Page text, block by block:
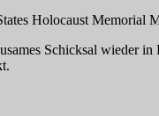
Holocaust Memorial
Schicksal wieder